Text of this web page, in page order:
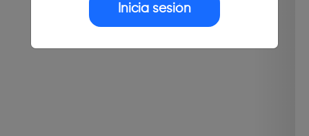
Inicia sesión